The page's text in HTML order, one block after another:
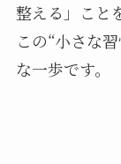
整える」こと
この“小さな
な一歩です。